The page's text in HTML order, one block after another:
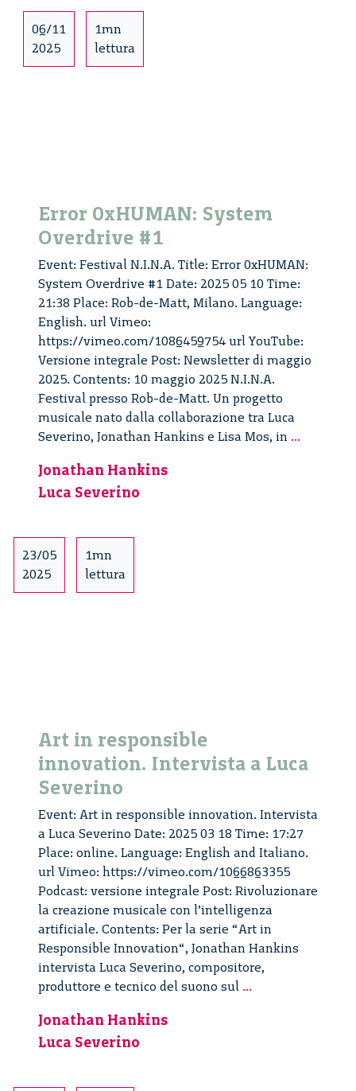
06/11
2025
1mn
lettura
Error 0xHUMAN: System
Overdrive #1
Event: Festival N.I.N.A. Title: Error 0xHUMAN:
System Overdrive #1 Date: 2025 05 10 Time:
21:38 Place: Rob-de-Matt, Milano. Language:
English. url Vimeo:
https://vimeo.com/1086459754 url YouTube:
Versione integrale Post: Newsletter di maggio
2025. Contents: 10 maggio 2025 N.I.N.A.
Festival presso Rob-de-Matt. Un progetto
musicale nato dalla collaborazione tra Luca
Severino, Jonathan Hankins e Lisa Mos, in ...
Jonathan Hankins
Luca Severino
23/05
2025
1mn
lettura
Art in responsible
innovation. Intervista a Luca
Severino
Event: Art in responsible innovation. Intervista
a Luca Severino Date: 2025 03 18 Time: 17:27
Place: online. Language: English and Italiano.
url Vimeo: https://vimeo.com/1066863355
Podcast: versione integrale Post: Rivoluzionare
la creazione musicale con l’intelligenza
artificiale. Contents: Per la serie “Art in
Responsible Innovation“, Jonathan Hankins
intervista Luca Severino, compositore,
produttore e tecnico del suono sul ...
Jonathan Hankins
Luca Severino